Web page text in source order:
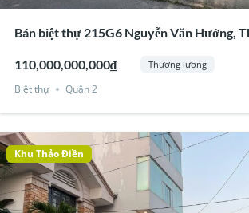
Bán biệt thự 215G6 Nguyễn Văn Hưởng,
110,000,000,000₫ Thương lượng
Biệt thự Quận 2
Khu Thảo Điền